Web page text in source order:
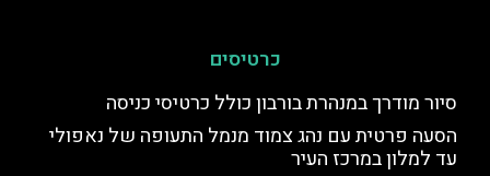
כרטיסים
סיור מודרך במנהרת בורבון כולל כרטיסי כניסה
הסעה פרטית עם נהג צמוד מנמל התעופה של נאפולי
עד למלון במרכז העיר